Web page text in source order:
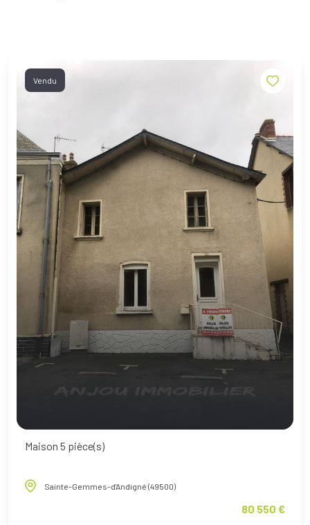
Vendu
Maison 5 pièce(s)
Sainte-Gemmes-d'Andigné (49500)
80 550 €